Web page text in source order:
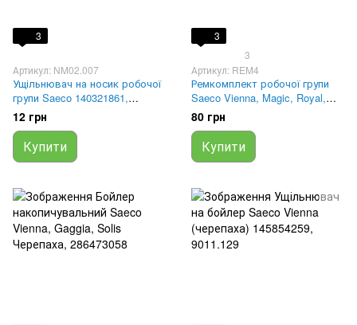
3
Артикул: NM02.007
Ущільнювач на носик робочої
групи Saeco 140321861,
NM02.007, 996530059441,
996530067929
12 грн
Купити
3
3
Артикул: REM4
Ремкомплект робочої групи
Saeco Vienna, Magic, Royal,
Aulika
80 грн
Купити